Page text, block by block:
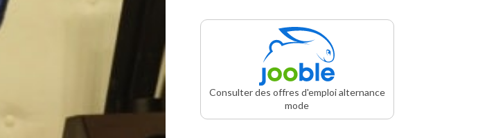
Consulter des offres d'emploi alternance
mode